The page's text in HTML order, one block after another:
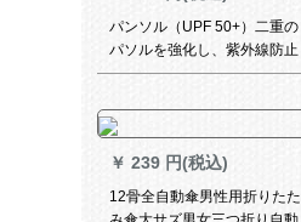
パンソル（UPF 50+）二重の
パソルを強化し、紫外線防止
のためのものに、女神様の全
色の牡丹三つ折の晴雨兼用傘
と青のパソルを強化します。
￥ 239 円(税込)
12骨全自動傘男性用折りたた